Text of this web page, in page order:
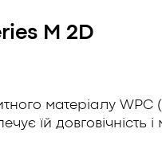
M 2D
матеріалу
їй довговічність